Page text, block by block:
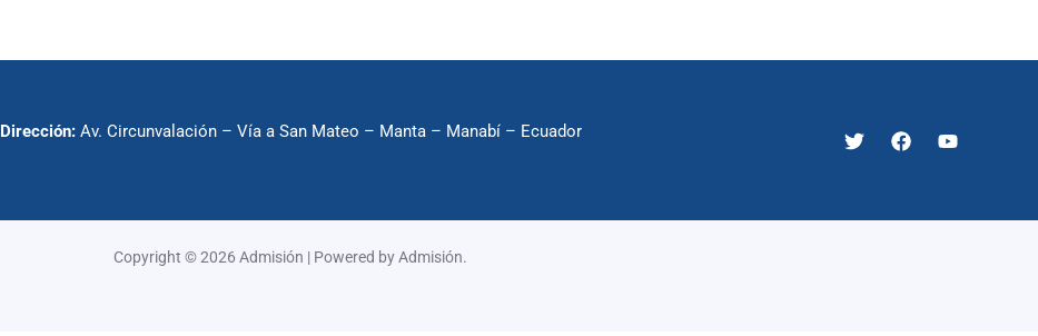
Dirección:Av. Circunvalación – Vía a San Mateo – Manta – Manabí – Ecuador
Copyright © 2026 Admisión | Powered by Admisión.